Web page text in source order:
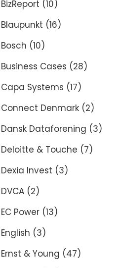
BizReport (10)
Blaupunkt (16)
Bosch (10)
Business Cases (28)
Capa Systems (17)
Connect Denmark (2)
Dansk Dataforening (3)
Deloitte & Touche (7)
Dexia Invest (3)
DVCA (2)
EC Power (13)
English (3)
Ernst & Young (47)